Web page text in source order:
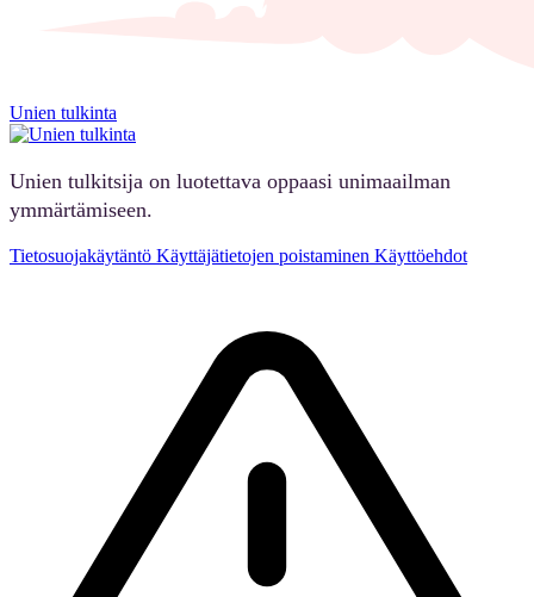
Unien tulkinta
Unien tulkitsija on luotettava oppaasi unimaailman
ymmärtämiseen.
Tietosuojakäytäntö Käyttäjätietojen poistaminen Käyttöehdot